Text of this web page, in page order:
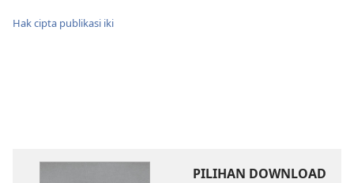
Hak cipta publikasi iki
PILIHAN DOWNLOAD